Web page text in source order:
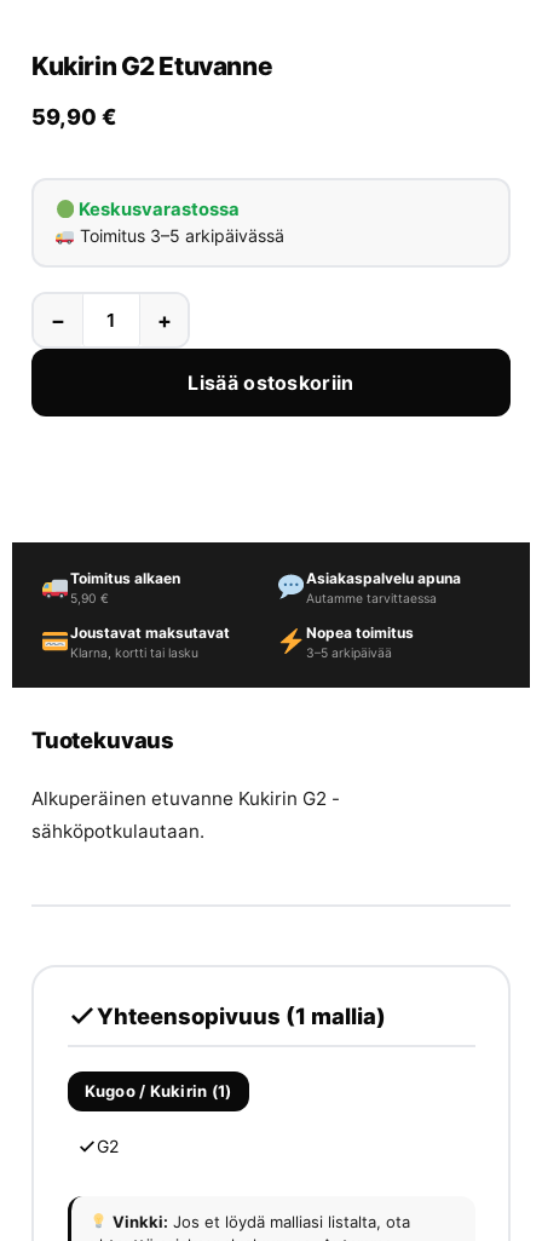
Varaa huolto
Kukirin G2 Etuvanne
59,90 €
Keskusvarastossa
Toimitus 3–5 arkipäivässä
− +
Lisää ostoskoriin
Toimitus alkaen
5,90 €
Asiakaspalvelu apuna
Autamme tarvittaessa
Joustavat maksutavat
Klarna, kortti tai lasku
Nopea toimitus
3–5 arkipäivää
Tuotekuvaus
Alkuperäinen etuvanne Kukirin G2 -
sähköpotkulautaan.
Yhteensopivuus (1 mallia)
Kugoo / Kukirin (1)
G2
Vinkki: Jos et löydä malliasi listalta, ota